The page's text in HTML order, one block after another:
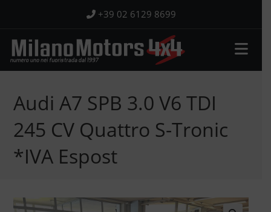
contenuto
+39 02 6129 8699
Audi A7 SPB 3.0 V6 TDI
245 CV Quattro S-Tronic
*IVA Espost